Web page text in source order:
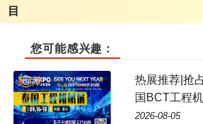
目
您可能感兴趣：
热展推荐|抢
国BCT工程
2026-08-05